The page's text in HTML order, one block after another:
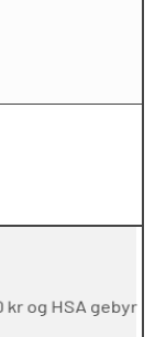
og HSA gebyr